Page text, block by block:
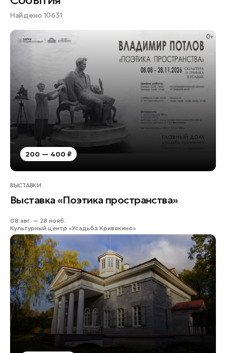
Найдено 10631
200 — 400 ₽
ВЫСТАВКИ
Выставка «Поэтика пространства»
08 авг. — 28 нояб.
Культурный центр «Усадьба Кривякино»